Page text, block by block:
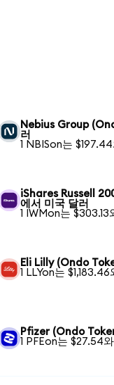
Nebius Group
러
1 NBISon는
iShares Russell
에서 미국 달러
1 IWMon는 $303.13
Eli Lilly (Ondo
1 LLYon는 $1,183.46
Pfizer (Ondo
1 PFEon는 $27.54